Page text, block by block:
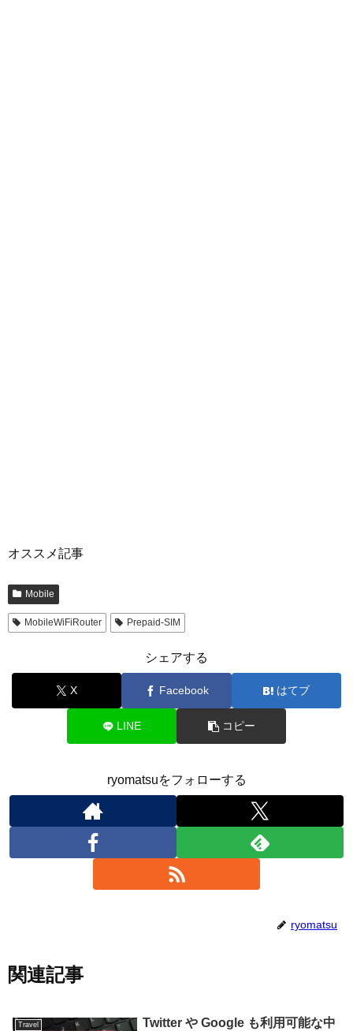
オススメ記事
Mobile
MobileWiFiRouter Prepaid-SIM
シェアする
X Facebook はてブ
LINE コピー
ryomatsuをフォローする
ryomatsu
関連記事
Travel
Twitter や Google も利用可能な中